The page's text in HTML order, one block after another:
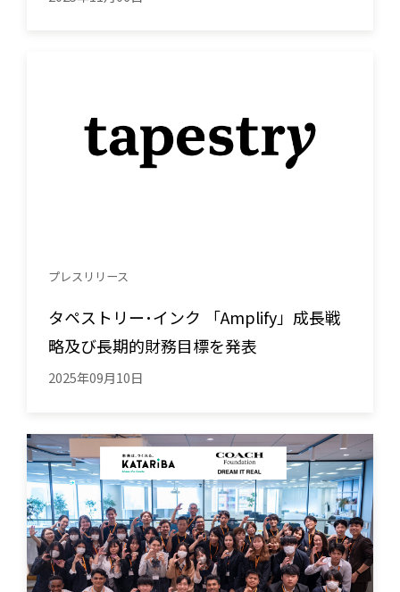
プレスリリース
タペストリー･インク 「Amplify」成長戦
略及び長期的財務目標を発表
2025年09月10日